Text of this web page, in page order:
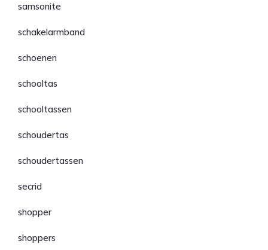
samsonite
schakelarmband
schoenen
schooltas
schooltassen
schoudertas
schoudertassen
secrid
shopper
shoppers